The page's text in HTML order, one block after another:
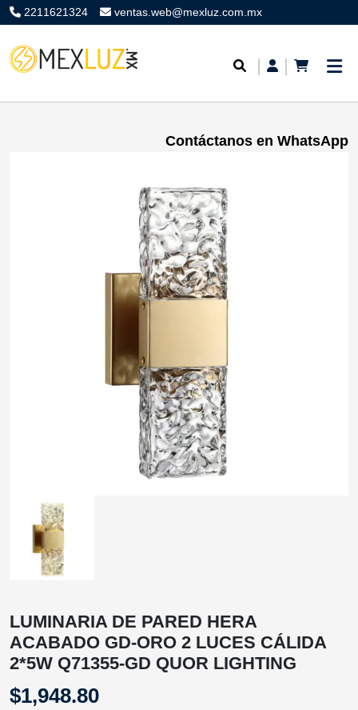
2211621324 ventas.web@mexluz.com.mx
Contáctanos en WhatsApp
LUMINARIA DE PARED HERA
ACABADO GD-ORO 2 LUCES CÁLIDA
2*5W Q71355-GD QUOR LIGHTING
$1,948.80